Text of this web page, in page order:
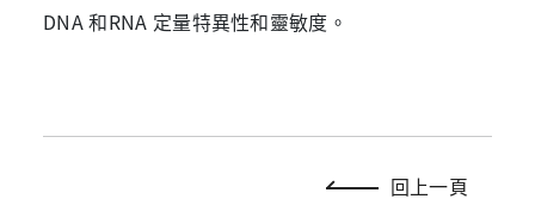
DNA 和RNA 定量特異性和靈敏度。
回上一頁